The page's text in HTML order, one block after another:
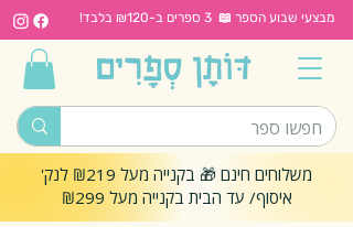
מבצעי שבוע הספר 📖 3 ספרים ב-₪120 בלבד!
משלוחים חינם 🎁 בקנייה מעל ₪219 לנק'
איסוף/ עד הבית בקנייה מעל ₪299